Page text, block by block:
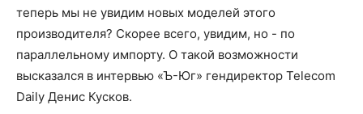
теперь мы не увидим новых моделей этого
производителя? Скорее всего, увидим, но - по
параллельному импорту. О такой возможности
высказался в интервью «Ъ-Юг» гендиректор Telecom
Daily Денис Кусков.